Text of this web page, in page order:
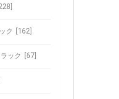
ク [162]
ック [67]